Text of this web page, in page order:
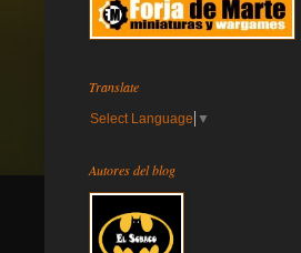
Translate
Select Language ▼
Autores del blog